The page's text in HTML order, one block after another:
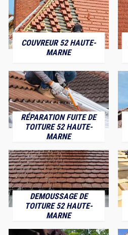
COUVREUR 52 HAUTE-
MARNE
RÉPARATION FUITE DE
TOITURE 52 HAUTE-
MARNE
DEMOUSSAGE DE
TOITURE 52 HAUTE-
MARNE